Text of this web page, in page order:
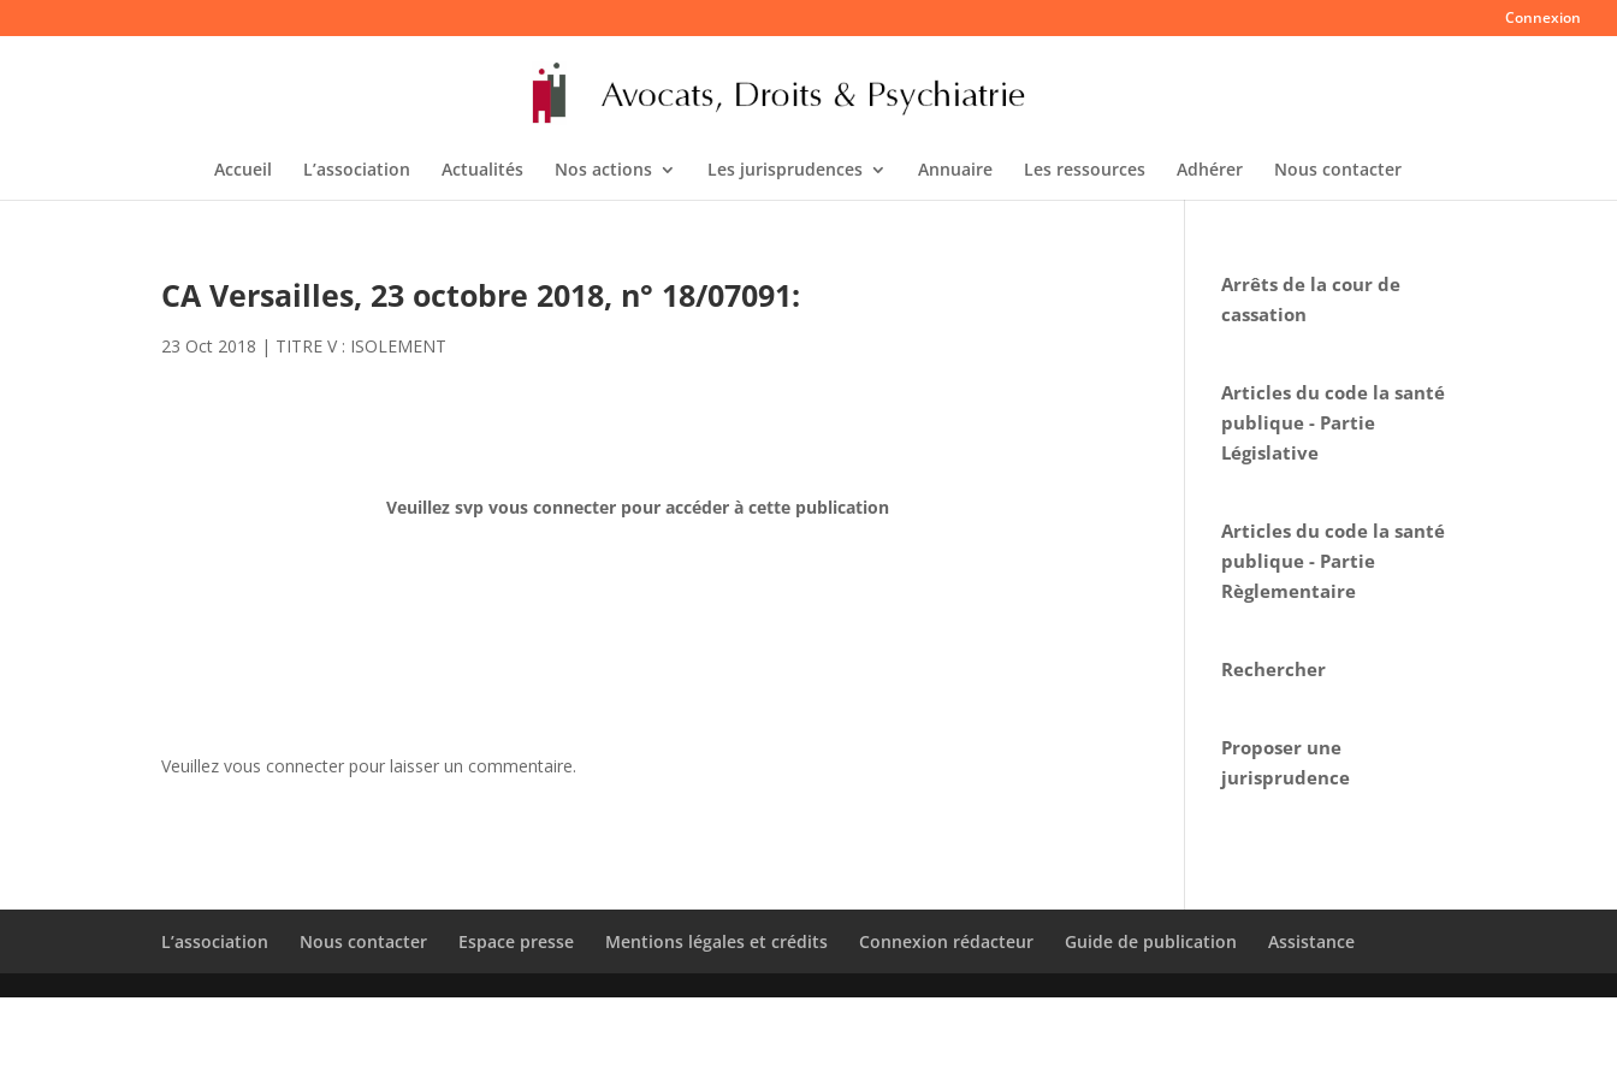
Connexion
Accueil L’association Actualités Nos actions Les jurisprudences Annuaire Les ressources Adhérer Nous contacter
CA Versailles, 23 octobre 2018, n° 18/07091:
23 Oct 2018 | TITRE V : ISOLEMENT
Veuillez svp vous connecter pour accéder à cette publication
Veuillez vous connecter pour laisser un commentaire.
Arrêts de la cour de
cassation
Articles du code la santé
publique - Partie
Législative
Articles du code la santé
publique - Partie
Règlementaire
Rechercher
Proposer une
jurisprudence
L’association Nous contacter Espace presse Mentions légales et crédits Connexion rédacteur Guide de publication Assistance